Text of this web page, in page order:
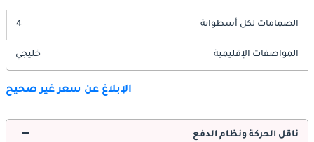
الصمامات لكل أسطوانة 4
المواصفات الإقليمية خليجي
الإبلاغ عن سعر غير صحيح
ناقل الحركة ونظام الدفع